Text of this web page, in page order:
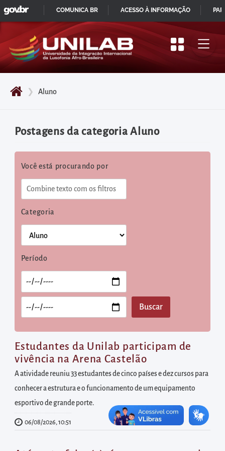
Pular
para
início
do
principal
Acessar
diretamente
o
menu
principal
Acessar
diretamente
área
para
realizar
buscas
internas
diretamente
as
informações
postas
no
rodapé
❯ Aluno
Postagens da categoria Aluno
Você está procurando por
Categoria
Período
Estudantes da Unilab participam de
vivência na Arena Castelão
A atividade reuniu 33 estudantes de cinco países e dez cursos para
conhecer a estrutura e o funcionamento de um equipamento
esportivo de grande porte.
06/08/2026, 10:51
IR
PARA
CONTEÚDO
GOVBR
COMUNICA BR ACESSO À INFORMAÇÃO